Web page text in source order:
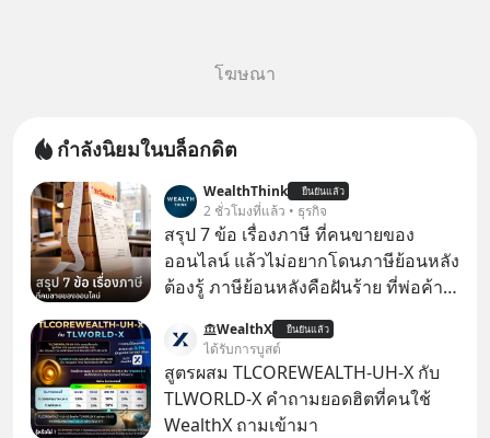
โฆษณา
กำลังนิยมในบล็อกดิต
WealthThink ยืนยันแล้ว
2 ชั่วโมงที่แล้ว • ธุรกิจ
สรุป 7 ข้อ เรื่องภาษี ที่คนขายของ
ออนไลน์ แล้วไม่อยากโดนภาษีย้อนหลัง
ต้องรู้ ภาษีย้อนหลังคือฝันร้าย ที่พ่อค้า
WealthX ยืนยันแล้ว
ได้รับการบูสต์
สูตรผสม TLCOREWEALTH-UH-X กับ
TLWORLD-X คำถามยอดฮิตที่คนใช้
WealthX ถามเข้ามา